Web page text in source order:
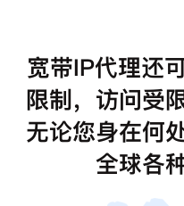
宽带IP代理还
限制，访问受
无论您身在何
全球各